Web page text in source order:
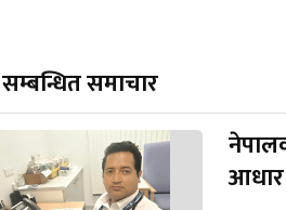
सम्बन्धित समाचार
आधार